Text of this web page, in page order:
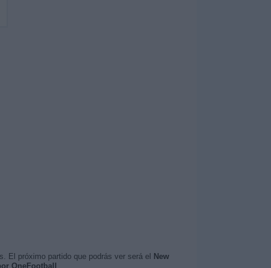
El próximo partido que podrás ver será el New
OneFootball